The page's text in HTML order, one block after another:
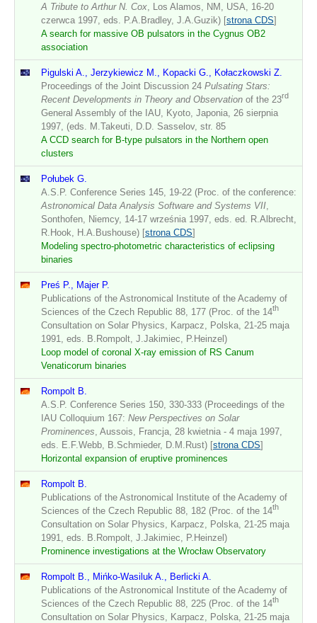
A Tribute to Arthur N. Cox , Los Alamos, NM, USA, 16-20
czerwca 1997, eds. P.A.Bradley, J.A.Guzik) [strona CDS]
A search for massive OB pulsators in the Cygnus OB2
association
Pigulski A., Jerzykiewicz M., Kopacki G., Kołaczkowski Z.
Proceedings of the Joint Discussion 24 Pulsating Stars:
Recent Developments in Theory and Observation of the 23rd
General Assembly of the IAU, Kyoto, Japonia, 26 sierpnia
1997, (eds. M.Takeuti, D.D. Sasselov, str. 85
A CCD search for B-type pulsators in the Northern open
clusters
Połubek G.
A.S.P. Conference Series 145, 19-22 (Proc. of the conference:
Astronomical Data Analysis Software and Systems VII
Sonthofen, Niemcy, 14-17 września 1997, eds. ed. R.Albrecht,
R.Hook, H.A.Bushouse) [strona CDS]
Modeling spectro-photometric characteristics of eclipsing
binaries
Preś P., Majer P.
Publications of the Astronomical Institute of the Academy of
Sciences of the Czech Republic 88, 177 (Proc. of the 14th
Consultation on Solar Physics, Karpacz, Polska, 21-25 maja
1991, eds. B.Rompolt, J.Jakimiec, P.Heinzel)
Loop model of coronal X-ray emission of RS Canum
Venaticorum binaries
Rompolt B.
A.S.P. Conference Series 150, 330-333 (Proceedings of the
IAU Colloquium 167: New Perspectives on Solar
Prominences , Aussois, Francja, 28 kwietnia - 4 maja 1997,
eds. E.F.Webb, B.Schmieder, D.M.Rust) [strona CDS]
Horizontal expansion of eruptive prominences
Rompolt B.
Publications of the Astronomical Institute of the Academy of
Sciences of the Czech Republic 88, 182 (Proc. of the 14th
Consultation on Solar Physics, Karpacz, Polska, 21-25 maja
1991, eds. B.Rompolt, J.Jakimiec, P.Heinzel)
Prominence investigations at the Wrocław Observatory
Rompolt B., Mińko-Wasiluk A., Berlicki A.
Publications of the Astronomical Institute of the Academy of
Sciences of the Czech Republic 88, 225 (Proc. of the 14th
Consultation on Solar Physics, Karpacz, Polska, 21-25 maja